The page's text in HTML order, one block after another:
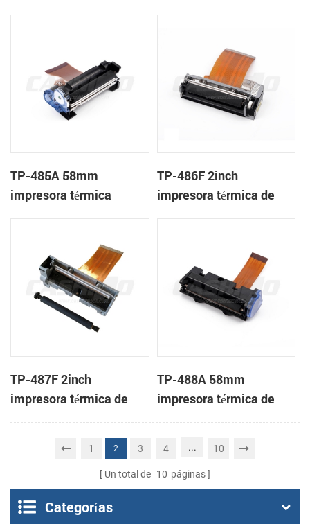
TP-485A 58mm
impresora térmica
TP-486F 2inch
impresora térmica de
TP-487F 2inch
impresora térmica de
cabeza
TP-488A 58mm
impresora térmica de
cabeza
1 2 3 4 ... 10
Un total de 10 páginas
Categorías